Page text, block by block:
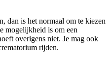
dan is het normaal om te kiezen
mogelijkheid is om een
overigens niet. Je mag ook
rijden.